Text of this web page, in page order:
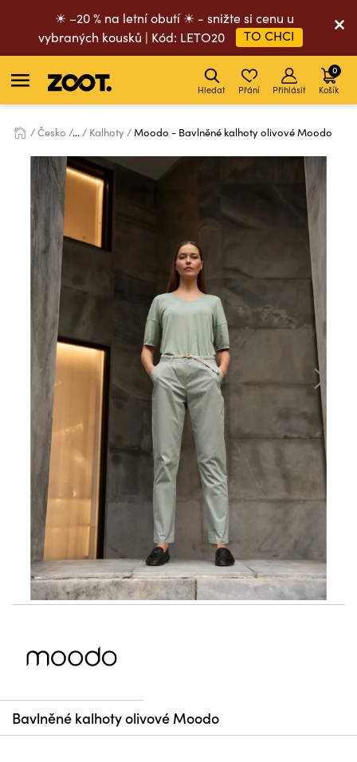
☀ –20 % na letní obutí ☀ - snižte si cenu u
vybraných kousků | Kód: LETO20
TO CHCI
Hledat Přání Přihlásit Košík
0
Česko ... Kalhoty Moodo - Bavlněné kalhoty olivové Moodo
Bavlněné kalhoty olivové Moodo